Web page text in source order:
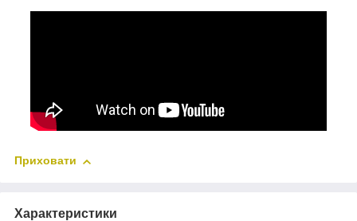
Приховати
Характеристики